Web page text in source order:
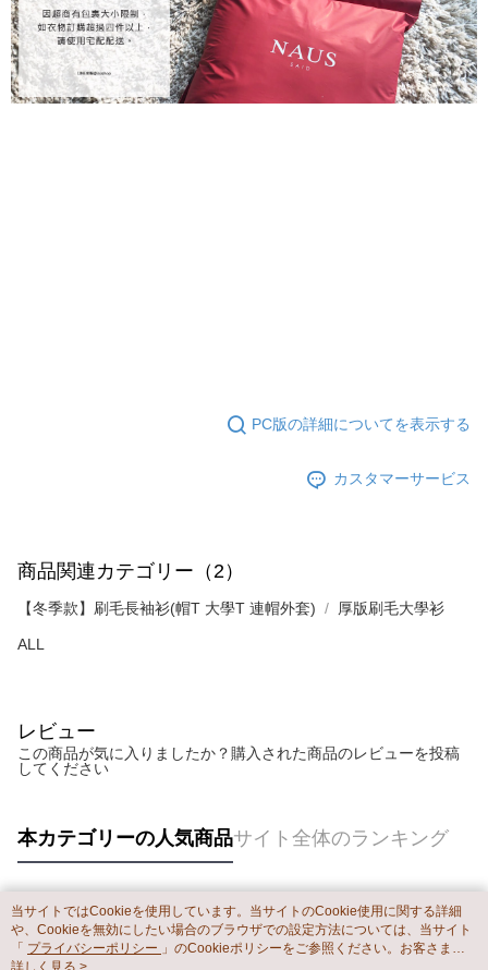
PC版の詳細についてを表示する
カスタマーサービス
商品関連カテゴリー（2）
【冬季款】刷毛長袖衫(帽T 大學T 連帽外套) 厚版刷毛大學衫
ALL
レビュー
この商品が気に入りましたか？購入された商品のレビューを投稿
してください
本カテゴリーの人気商品サイト全体のランキング
人気タグ
当サイトではCookieを使用しています。当サイトのCookie使用に関する詳細
や、Cookieを無効にしたい場合のブラウザでの設定方法については、当サイト
「 プライバシーポリシー 」のCookieポリシーをご参照ください。お客さま
が、当サイトを引き続き使用される場合、当社がサイト利用規約のCookieポリ
詳しく見る >